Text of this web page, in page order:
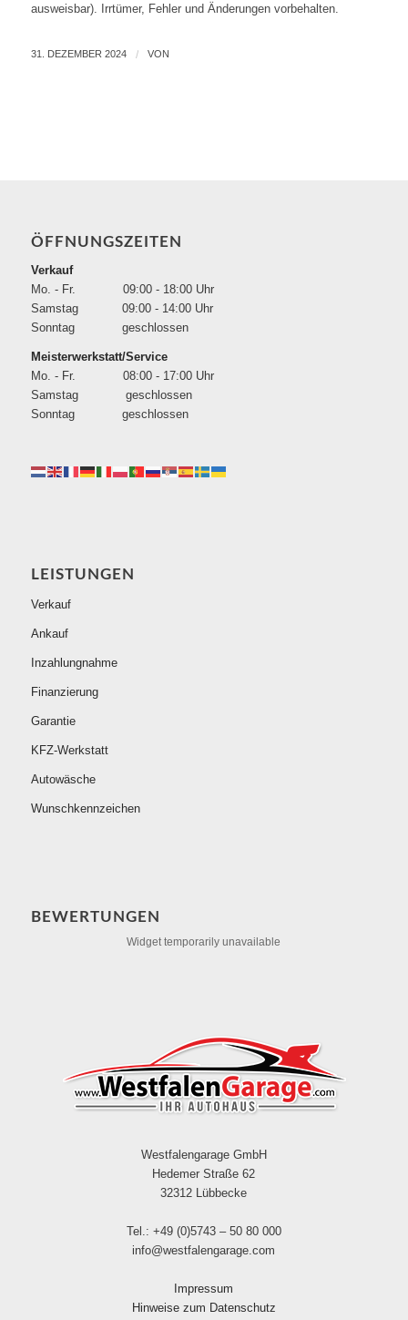
ausweisbar). Irrtümer, Fehler und Änderungen vorbehalten.
31. DEZEMBER 2024 / VON
ÖFFNUNGSZEITEN
Verkauf
Mo. - Fr. 09:00 - 18:00 Uhr
Samstag 09:00 - 14:00 Uhr
Sonntag geschlossen
Meisterwerkstatt/Service
Mo. - Fr. 08:00 - 17:00 Uhr
Samstag geschlossen
Sonntag geschlossen
LEISTUNGEN
Verkauf
Ankauf
Inzahlungnahme
Finanzierung
Garantie
KFZ-Werkstatt
Autowäsche
Wunschkennzeichen
BEWERTUNGEN
Widget temporarily unavailable
Westfalengarage GmbH
Hedemer Straße 62
32312 Lübbecke
Tel.: +49 (0)5743 – 50 80 000
info@westfalengarage.com
Impressum
Hinweise zum Datenschutz